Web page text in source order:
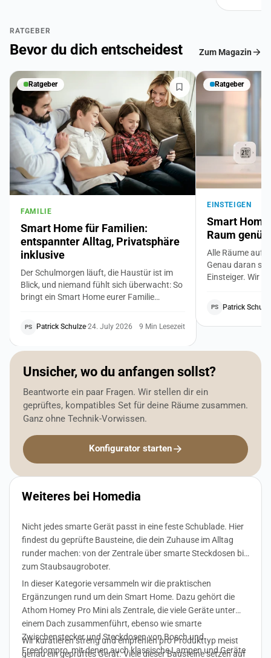
RATGEBER
Bevor du dich entscheidest Zum Magazin
Ratgeber
FAMILIE
Smart Home für Familien:
entspannter Alltag, Privatsphäre
inklusive
Der Schulmorgen läuft, die Haustür ist im
Blick, und niemand fühlt sich überwacht: So
bringt ein Smart Home eurer Familie
Nebenkosten. Mit klaren Regeln für die
Privatsphäre von Kindern und Großeltern.
PS Patrick Schulze·24. July 2026 9 Min Lesezeit
Ratgeber
EINSTEIGEN
Smart
Raum
Alle Räume auf
Genau daran
Einsteiger. Wir
PS Patrick
Unsicher, wo du anfangen sollst?
Beantworte ein paar Fragen. Wir stellen dir ein
geprüftes, kompatibles Set für deine Räume zusammen.
Ganz ohne Technik-Vorwissen.
Konfigurator starten
Weiteres bei Homedia
Nicht jedes smarte Gerät passt in eine feste Schublade. Hier
findest du geprüfte Bausteine, die dein Zuhause im Alltag
runder machen: von der Zentrale über smarte Steckdosen bis
zum Staubsaugroboter.
In dieser Kategorie versammeln wir die praktischen
Ergänzungen rund um dein Smart Home. Dazu gehört die
Athom Homey Pro Mini als Zentrale, die viele Geräte unter
einem Dach zusammenführt, ebenso wie smarte
Zwischenstecker und Steckdosen von Bosch und
Freedompro, mit denen auch klassische Lampen und Geräte
Wir kuratieren streng und empfehlen pro Produkttyp meist
genau ein geprüftes Gerät. Viele dieser Bausteine setzen auf